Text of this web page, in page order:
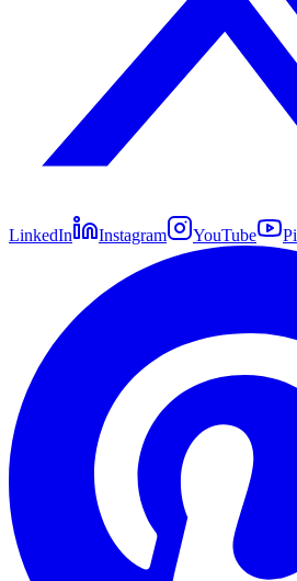
LinkedIn Instagram YouTube